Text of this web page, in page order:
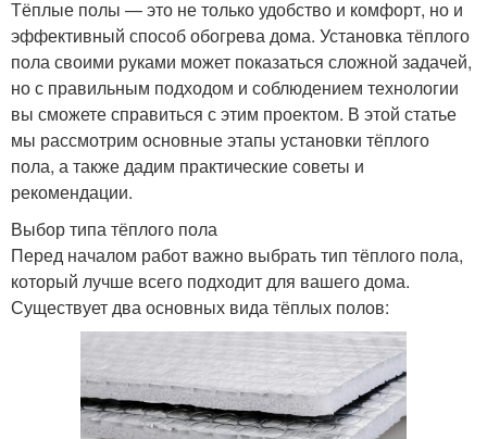
Тёплые полы — это не только удобство и комфорт, но и
эффективный способ обогрева дома. Установка тёплого
пола своими руками может показаться сложной задачей,
но с правильным подходом и соблюдением технологии
вы сможете справиться с этим проектом. В этой статье
мы рассмотрим основные этапы установки тёплого
пола, а также дадим практические советы и
рекомендации.
Выбор типа тёплого пола
Перед началом работ важно выбрать тип тёплого пола,
который лучше всего подходит для вашего дома.
Существует два основных вида тёплых полов: